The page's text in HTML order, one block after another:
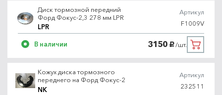
Диск тормозной передний
Форд Фокус-2,3 278 мм LPR
LPR
Артикул
F1009V
В наличии 3150 руб./шт.
Кожух диска тормозного
переднего на Форд Фокус-2
NK
Артикул
232511